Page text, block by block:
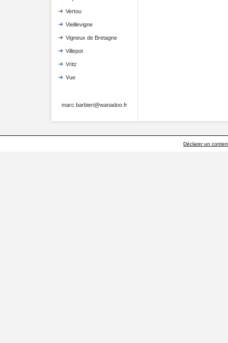
Vertou
Vieillevigne
Vigneux de Bretagne
Villepot
Vritz
Vue
marc.barbieri@wanadoo.fr
Déclarer un